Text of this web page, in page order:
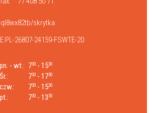
skrytka
26807-24159-FSWTE-20
pn. - wt.: 730 - 1530
Śr.: 730 - 1730
czw.: 730 - 1530
pt.: 730 - 1330